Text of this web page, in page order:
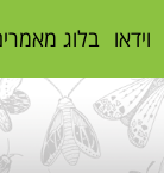
וידאו בלוג